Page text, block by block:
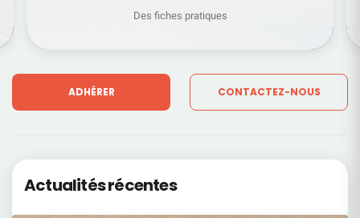
Des fiches pratiques
ADHÉRER CONTACTEZ-NOUS
Actualités récentes